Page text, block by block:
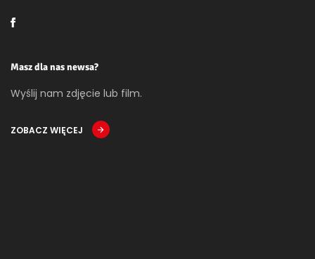
Masz dla nas newsa?
Wyślij nam zdjęcie lub film.
ZOBACZ WIĘCEJ